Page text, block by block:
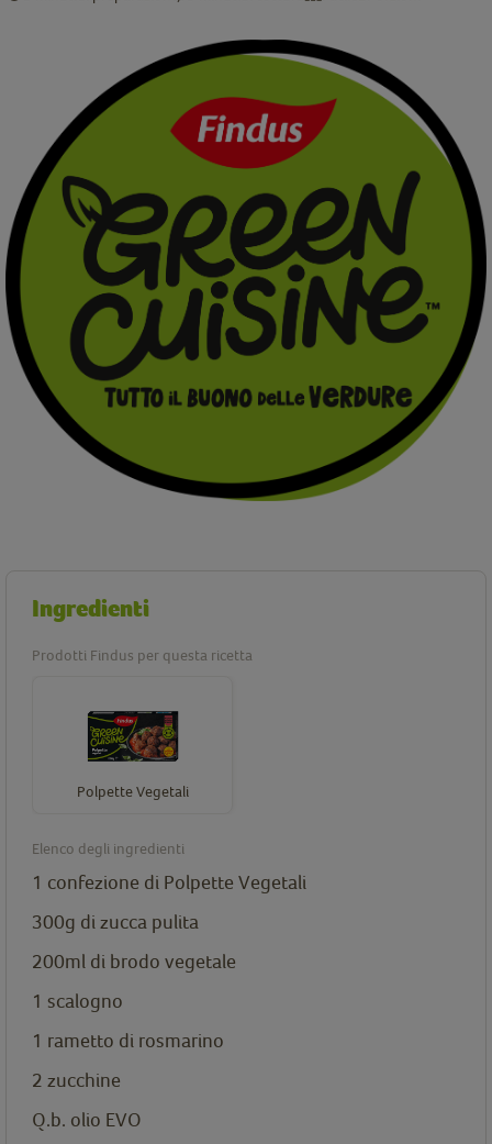
Ingredienti
Prodotti Findus per questa ricetta
Polpette Vegetali
Elenco degli ingredienti
1 confezione di Polpette Vegetali
300g di zucca pulita
200ml di brodo vegetale
1 scalogno
1 rametto di rosmarino
2 zucchine
Q.b. olio EVO